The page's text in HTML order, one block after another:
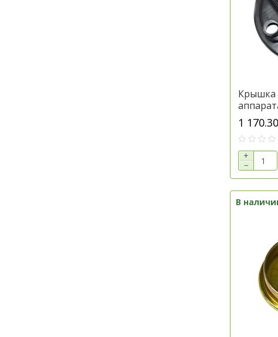
Крышка
Джон
1
+
−
В